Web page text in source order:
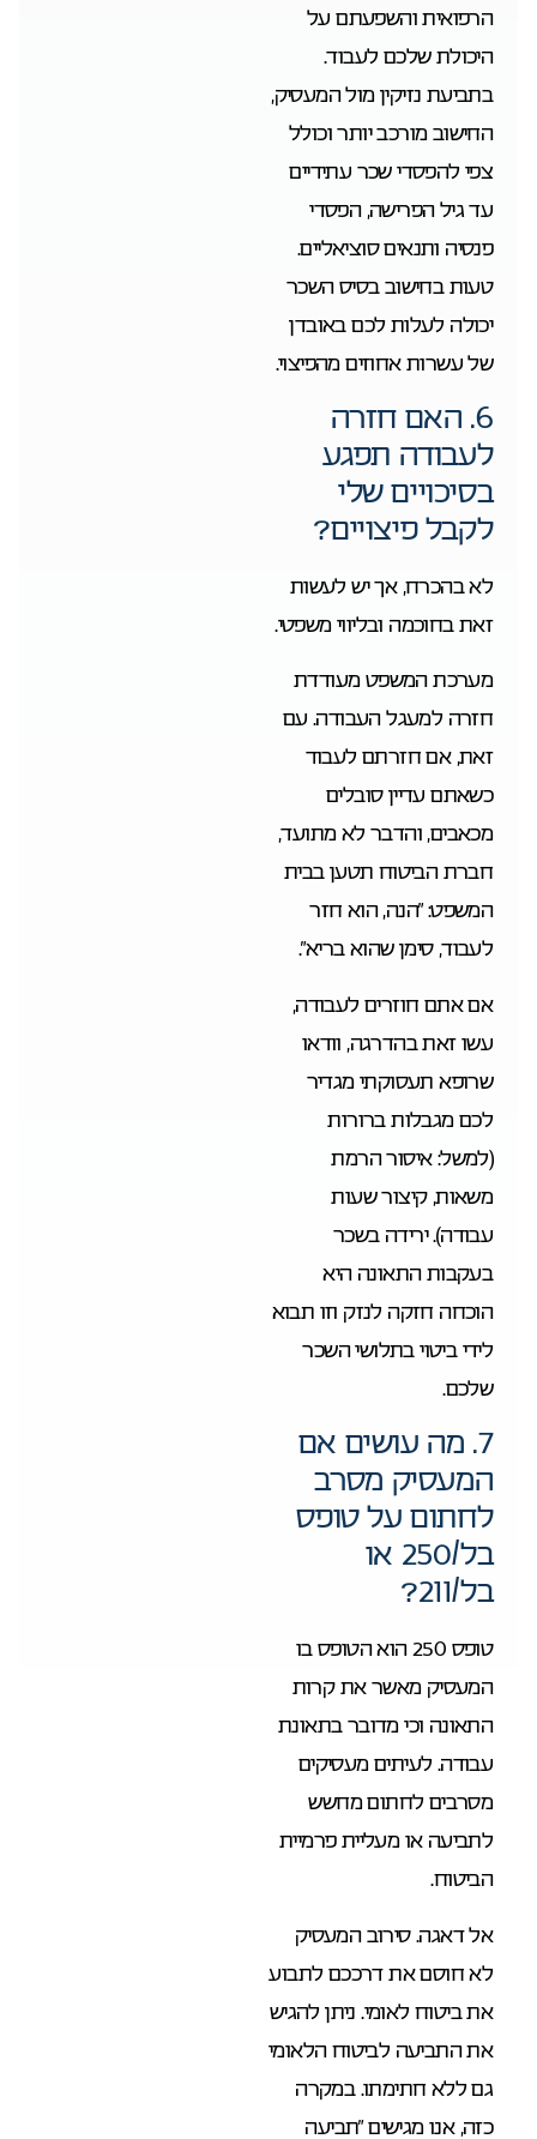
הרפואית והשפעתם על
היכולת שלכם לעבוד.
בתביעת נזיקין מול המעסיק,
החישוב מורכב יותר וכולל
צפי להפסדי שכר עתידיים
עד גיל הפרישה, הפסדי
פנסיה ותנאים סוציאליים.
טעות בחישוב בסיס השכר
יכולה לעלות לכם באובדן
של עשרות אחוזים מהפיצוי.
6. האם חזרה
לעבודה תפגע
בסיכויים שלי
לקבל פיצויים?
לא בהכרח, אך יש לעשות
זאת בחוכמה ובליווי משפטי.
מערכת המשפט מעודדת
חזרה למעגל העבודה. עם
זאת, אם חזרתם לעבוד
כשאתם עדיין סובלים
מכאבים, והדבר לא מתועד,
חברת הביטוח תטען בבית
המשפט: “הנה, הוא חזר
לעבוד, סימן שהוא בריא”.
אם אתם חוזרים לעבודה,
עשו זאת בהדרגה, וודאו
שרופא תעסוקתי מגדיר
לכם מגבלות ברורות
(למשל: איסור הרמת
משאות, קיצור שעות
עבודה). ירידה בשכר
בעקבות התאונה היא
הוכחה חזקה לנזק וזו תבוא
לידי ביטוי בתלושי השכר
שלכם.
7. מה עושים אם
המעסיק מסרב
לחתום על טופס
בל/250 או
בל/211?
טופס 250 הוא הטופס בו
המעסיק מאשר את קרות
התאונה וכי מדובר בתאונת
עבודה. לעיתים מעסיקים
מסרבים לחתום מחשש
לתביעה או מעליית פרמיית
הביטוח.
אל דאגה. סירוב המעסיק
לא חוסם את דרככם לתבוע
את ביטוח לאומי. ניתן להגיש
את התביעה לביטוח הלאומי
גם ללא חתימתו. במקרה
כזה, אנו מגישים “תביעה